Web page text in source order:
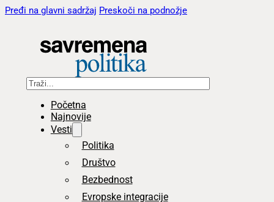
Pređi na glavni sadržaj Preskoči na podnožje
Pretraga
Početna
Najnovije
Vesti
Politika
Društvo
Bezbednost
Evropske integracije